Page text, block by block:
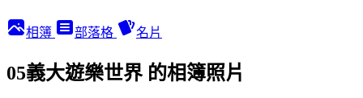
相簿 部落格 名片
05義大遊樂世界 的相簿照片